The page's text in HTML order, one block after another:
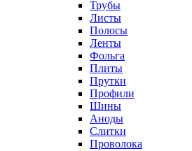
Трубы
Листы
Полосы
Ленты
Фольга
Плиты
Прутки
Профили
Шины
Аноды
Слитки
Проволока